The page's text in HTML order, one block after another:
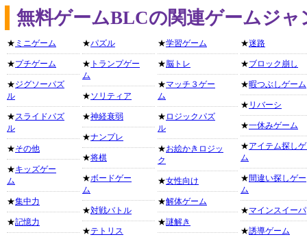
無料ゲームBLCの関連ゲームジャ
★ ミニゲーム
★プチゲーム
★ジグソーパズ
ル
★スライドパズ
ル
★その他
★キッズゲー
ム
★集中力
★記憶力
★パズル
★ トランプゲー
ム
★ソリティア
★神経衰弱
★ナンプレ
★将棋
★ボードゲー
ム
★対戦バトル
★テトリス
★学習ゲーム
★脳トレ
★マッチ３ゲー
ム
★ ロジックパズ
ル
★お絵かきロジッ
ク
★女性向け
★解体ゲーム
★謎解き
★迷路
★ブロック崩し
★暇つぶしゲーム
★ リバーシ
★一休みゲーム
★アイテム探し
ム
★間違い探しゲー
ム
★マインスイーパ
★誘導ゲーム